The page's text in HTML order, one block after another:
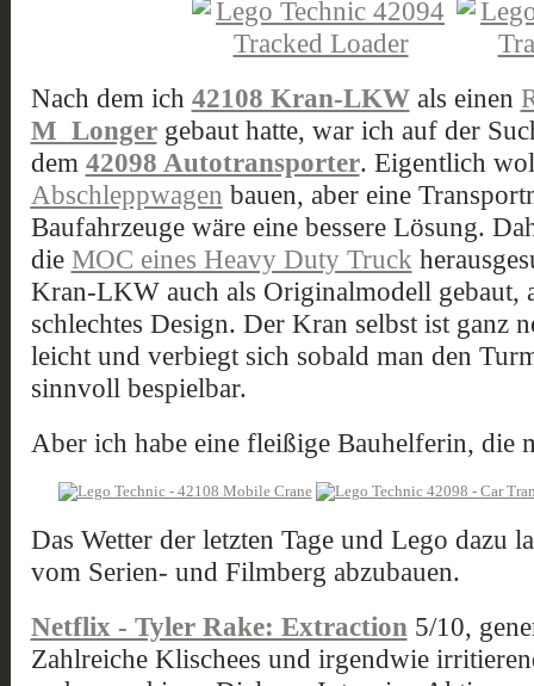
Nach dem ich 42108 Kran-LKWals einen
M_Longergebaut hatte, war ich auf der
dem 42098 Autotransporter. Eigentlich
Abschleppwagen bauen, aber eine
Baufahrzeuge wäre eine bessere Lösung.
die MOC eines Heavy Duty Truck
Kran-LKW auch als Originalmodell gebaut,
schlechtes Design. Der Kran selbst ist ganz
leicht und verbiegt sich sobald man den
sinnvoll bespielbar.
Aber ich habe eine fleißige Bauhelferin, die
Das Wetter der letzten Tage und Lego dazu
vom Serien- und Filmberg abzubauen.
Netflix - Tyler Rake: Extraction 5/10,
Zahlreiche Klischees und irgendwie